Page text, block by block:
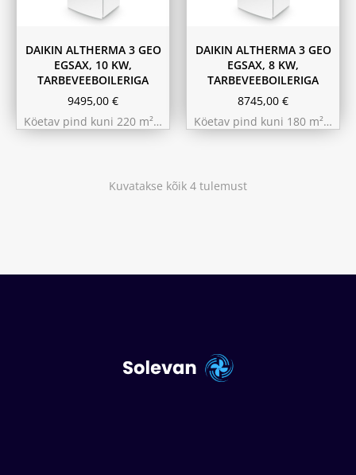
DAIKIN ALTHERMA 3 GEO
EGSAX, 10 KW,
TARBEVEEBOILERIGA
9495,00 €
Köetav pind kuni 220 m²…
DAIKIN ALTHERMA 3 GEO
EGSAX, 8 KW,
TARBEVEEBOILERIGA
8745,00 €
Köetav pind kuni 180 m²…
Kuvatakse kõik 4 tulemust